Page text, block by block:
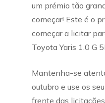
um prémio tão
começar! Este é o
começar a licitar
Toyota Yaris 1.0 G
Mantenha-se
outubro e use os
frente das